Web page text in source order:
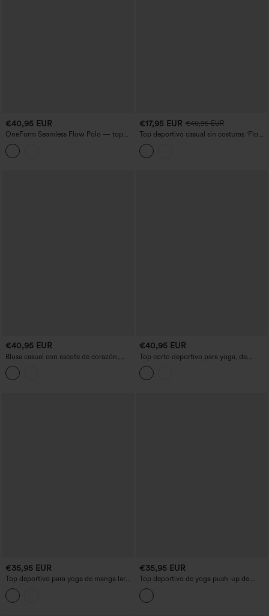
€40,95 EUR
OneForm Seamless Flow Polo — top
deportivo casual de manga larga
€17,95 EUR €40,95 EUR
Top deportivo casual sin costuras 'Flow'
con cuello redondo, mangas raglán
largas y bajo alto-bajo
€40,95 EUR
Blusa casual con escote de corazón,
mangas bishop largas y espalda
descubierta
€40,95 EUR
Top corto deportivo para yoga, de
manga larga, con espalda descubierta,
detalle cruzado y aberturas para el
pulgar
€35,95 EUR
Top deportivo para yoga de manga larga
en malla transpirable con sujetador
incorporado
€35,95 EUR
Top deportivo de yoga push-up de
manga larga con abertura para el pulgar